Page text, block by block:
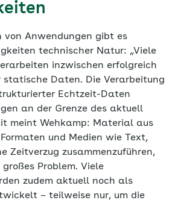
von Anwendungen gibt es
technischer Natur: „Viele
inzwischen erfolgreich
statische Daten. Die Verarbeitung
Echtzeit-Daten
an der Grenze des aktuell
meint Wehkamp: Material aus
und Medien wie Text,
Zeitverzug zusammenzuführen,
Problem. Viele
zudem aktuell noch als
– teilweise nur, um die